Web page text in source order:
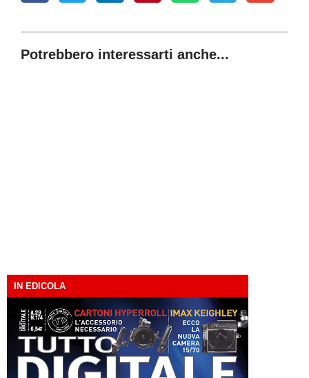
Potrebbero interessarti anche...
IN EDICOLA